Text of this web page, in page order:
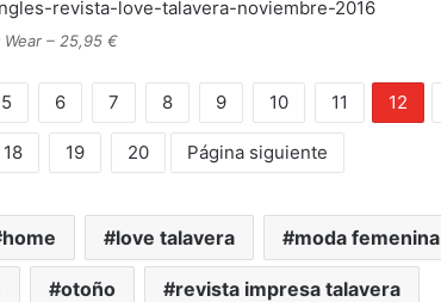
Wear – 25,95 €
5 6 7 8 9 10 11 12
18 19 20 Página siguiente
home love talavera moda femenina
otoño revista impresa talavera